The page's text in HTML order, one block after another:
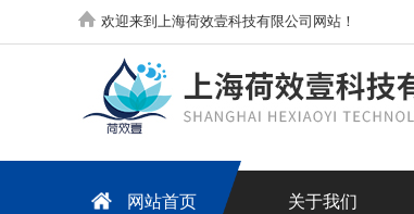
欢迎来到上海荷效壹科技有限公司网站！
网站首页 关于我们